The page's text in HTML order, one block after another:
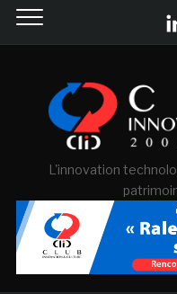
L'innovation